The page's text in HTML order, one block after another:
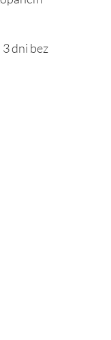
dni bez